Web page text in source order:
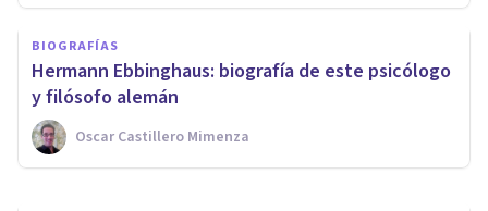
BIOGRAFÍAS
Hermann Ebbinghaus: biografía de este psicólogo
y filósofo alemán
Oscar Castillero Mimenza
Cyril Burt: biografía de este
psicólogo y genetista inglés
Luis Martínez-Casasola Hernández